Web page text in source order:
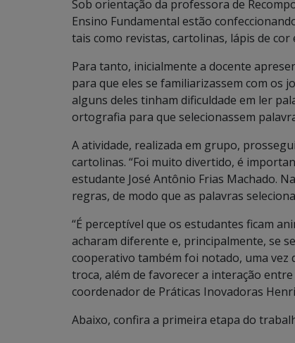
Sob orientação da professora de
Ensino Fundamental estão
tais como revistas, cartolinas, lápis de cor
Para tanto, inicialmente a docente
para que eles se familiarizassem com os
alguns deles tinham dificuldade em ler
ortografia para que selecionassem
A atividade, realizada em grupo,
cartolinas. “Foi muito divertido, é
estudante José Antônio Frias Machado.
regras, de modo que as palavras
“É perceptível que os estudantes ficam
acharam diferente e, principalmente, se
cooperativo também foi notado, uma vez
troca, além de favorecer a interação
coordenador de Práticas Inovadoras
Abaixo, confira a primeira etapa do